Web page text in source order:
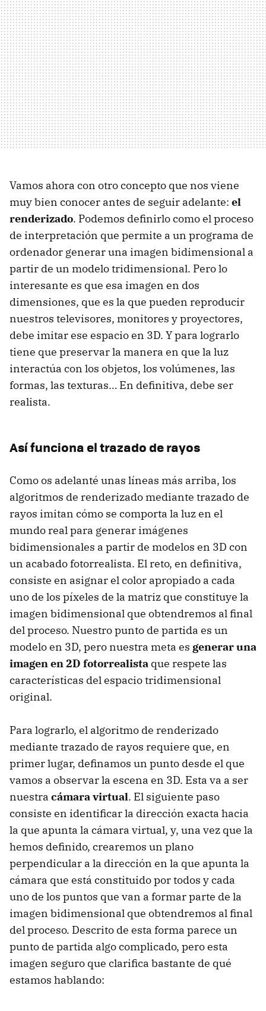
Vamos ahora con otro concepto que nos viene
muy bien conocer antes de seguir adelante: el
renderizado. Podemos definirlo como el proceso
de interpretación que permite a un programa de
ordenador generar una imagen bidimensional a
partir de un modelo tridimensional. Pero lo
interesante es que esa imagen en dos
dimensiones, que es la que pueden reproducir
nuestros televisores, monitores y proyectores,
debe imitar ese espacio en 3D. Y para lograrlo
tiene que preservar la manera en que la luz
interactúa con los objetos, los volúmenes, las
formas, las texturas… En definitiva, debe ser
realista.
Así funciona el trazado de rayos
Como os adelanté unas líneas más arriba, los
algoritmos de renderizado mediante trazado de
rayos imitan cómo se comporta la luz en el
mundo real para generar imágenes
bidimensionales a partir de modelos en 3D con
un acabado fotorrealista. El reto, en definitiva,
consiste en asignar el color apropiado a cada
uno de los píxeles de la matriz que constituye la
imagen bidimensional que obtendremos al final
del proceso. Nuestro punto de partida es un
modelo en 3D, pero nuestra meta es generar una
imagen en 2D fotorrealista que respete las
características del espacio tridimensional
original.
Para lograrlo, el algoritmo de renderizado
mediante trazado de rayos requiere que, en
primer lugar, definamos un punto desde el que
vamos a observar la escena en 3D. Esta va a ser
nuestra cámara virtual. El siguiente paso
consiste en identificar la dirección exacta hacia
la que apunta la cámara virtual, y, una vez que la
hemos definido, crearemos un plano
perpendicular a la dirección en la que apunta la
cámara que está constituido por todos y cada
uno de los puntos que van a formar parte de la
imagen bidimensional que obtendremos al final
del proceso. Descrito de esta forma parece un
punto de partida algo complicado, pero esta
imagen seguro que clarifica bastante de qué
estamos hablando: